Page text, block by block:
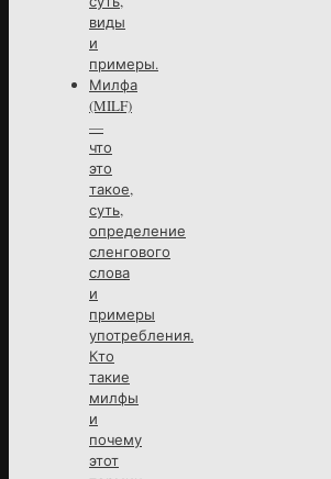
виды
и
примеры.
Милфа
(MILF)
—
что
это
такое,
суть,
определение
сленгового
слова
и
примеры
употребления.
Кто
такие
милфы
и
почему
этот